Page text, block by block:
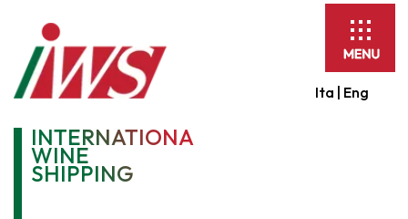
Ita | Eng
INTERNATIONAL
WINE
SHIPPING
Espandi
barra
di